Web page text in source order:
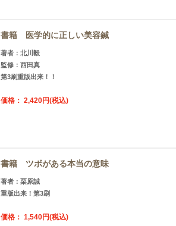
書籍 医学的に正しい美容鍼
著者：北川毅
監修：西田真
第3刷重版出来！！
価格： 2,420円(税込)
書籍 ツボがある本当の意味
著者：栗原誠
重版出来！第3刷
価格： 1,540円(税込)